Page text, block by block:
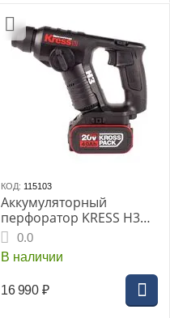
КОД: 115103
Аккумуляторный
перфоратор KRESS H3
KU381
0.0
В наличии
16 990 ₽